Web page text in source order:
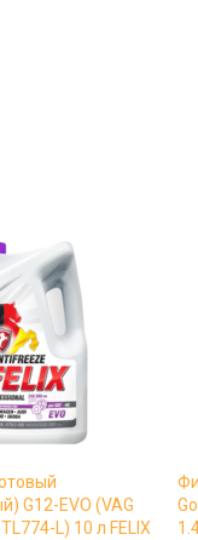
G12-EVO (VAG
L) 10 л FELIX